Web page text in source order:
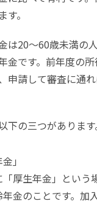
。
は20～60歳未満の
金です。前年度の
申請して審査に通
下の三つがあります
」
厚生年金」という
年金のことです。加